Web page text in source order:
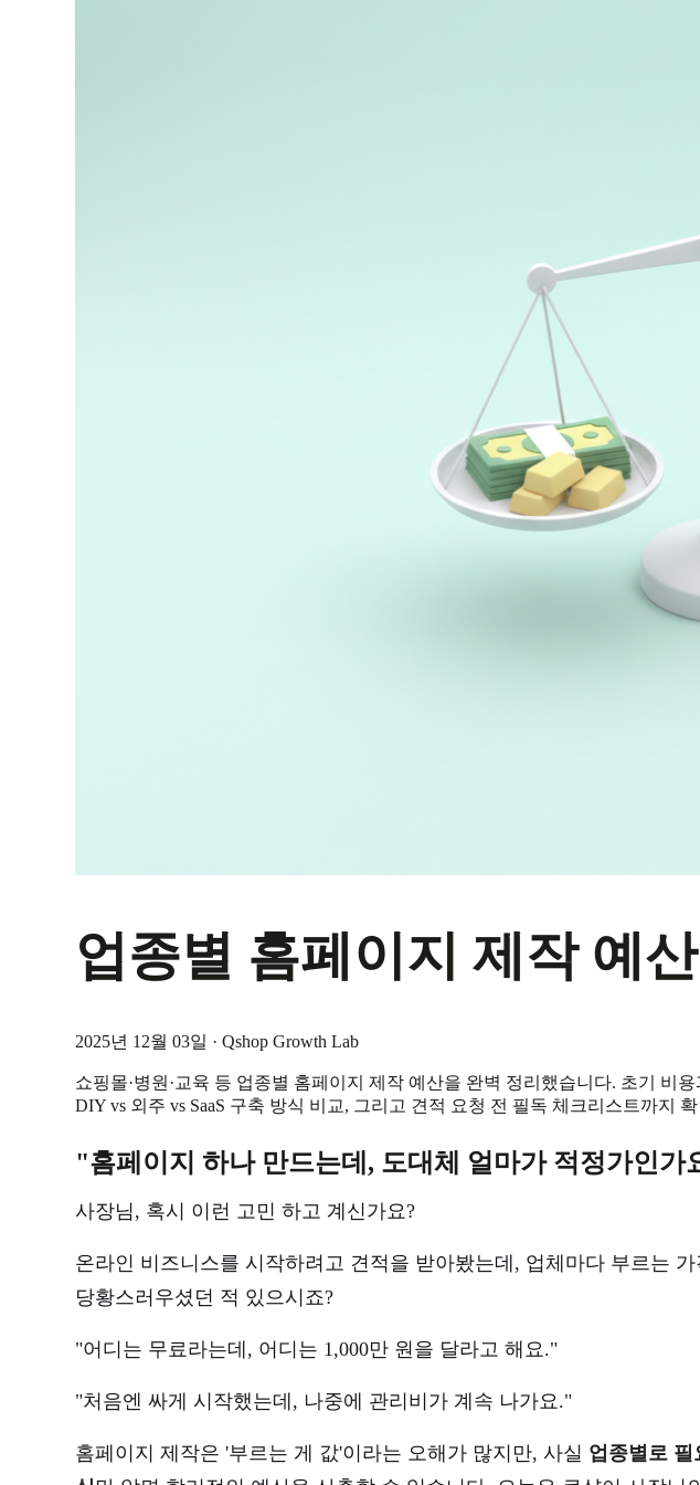
업종별 홈페이지 제작 예
2025년 12월 03일 · Qshop Growth Lab
쇼핑몰·병원·교육 등 업종별 홈페이지 제작 예산을 완벽 정리했습니다. 초기 비
DIY vs 외주 vs SaaS 구축 방식 비교, 그리고 견적 요청 전 필독 체크리스트까지
"홈페이지 하나 만드는데, 도대체 얼마가 적정가인가
사장님, 혹시 이런 고민 하고 계신가요?
온라인 비즈니스를 시작하려고 견적을 받아봤는데, 업체마다 부르는
당황스러우셨던 적 있으시죠?
"어디는 무료라는데, 어디는 1,000만 원을 달라고 해요."
"처음엔 싸게 시작했는데, 나중에 관리비가 계속 나가요."
홈페이지 제작은 '부르는 게 값'이라는 오해가 많지만, 사실 업종별로 필